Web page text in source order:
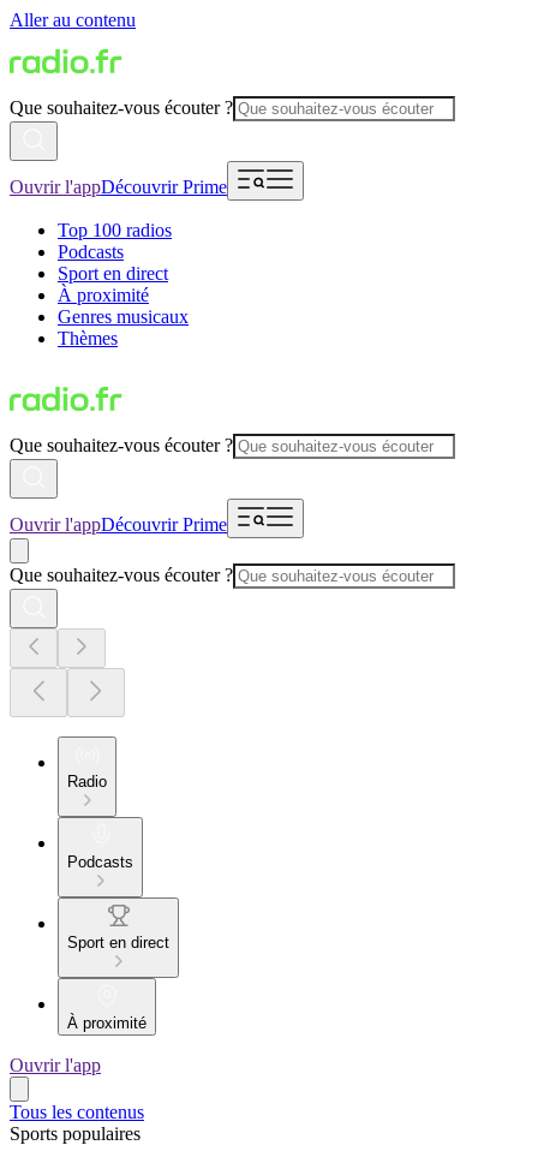
Aller au contenu
Que souhaitez-vous écouter ?
Ouvrir l'appDécouvrir Prime
Top 100 radios
Podcasts
Sport en direct
À proximité
Genres musicaux
Thèmes
Que souhaitez-vous écouter ?
Ouvrir l'appDécouvrir Prime
Que souhaitez-vous écouter ?
Radio
Podcasts
Sport en direct
À proximité
Ouvrir l'app
Tous les contenus
Sports populaires